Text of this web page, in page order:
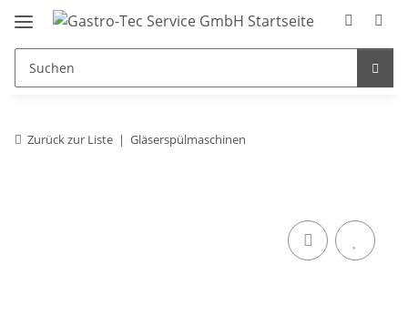
Zurück zur Liste Gläserspülmaschinen